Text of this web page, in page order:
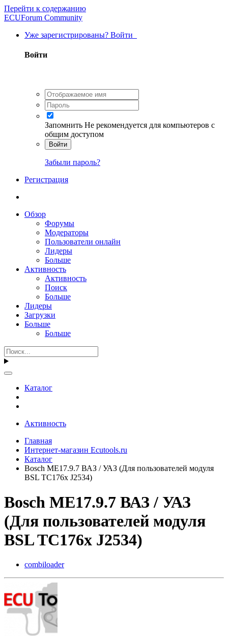
Перейти к содержанию
ECUForum Community
Уже зарегистрированы? Войти
Войти
Запомнить Не рекомендуется для компьютеров с
общим доступом
Войти
Забыли пароль?
Регистрация
Обзор
Форумы
Модераторы
Пользователи онлайн
Лидеры
Больше
Активность
Активность
Поиск
Больше
Лидеры
Загрузки
Больше
Больше
Каталог
Активность
Главная
Интернет-магазин Ecutools.ru
Каталог
Bosch ME17.9.7 ВАЗ / УАЗ (Для пользователей модуля
BSL TC176x J2534)
Bosch ME17.9.7 ВАЗ / УАЗ
(Для пользователей модуля
BSL TC176x J2534)
combiloader